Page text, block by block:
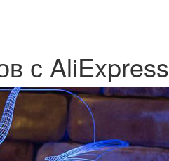
с AliExpress